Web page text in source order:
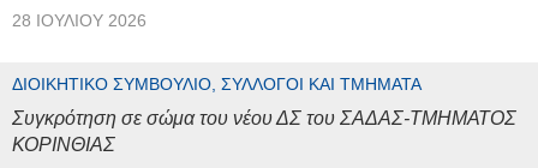
28 ΙΟΥΛΊΟΥ 2026
ΔΙΟΙΚΗΤΙΚΌ ΣΥΜΒΟΎΛΙΟ, ΣΎΛΛΟΓΟΙ ΚΑΙ ΤΜΉΜΑΤΑ
Συγκρότηση σε σώμα του νέου ΔΣ του ΣΑΔΑΣ-ΤΜΗΜΑΤΟΣ
ΚΟΡΙΝΘΙΑΣ